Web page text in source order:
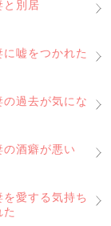
と別居
に嘘をつかれた
の過去が気にな
の酒癖が悪い
を愛する気持ち
た